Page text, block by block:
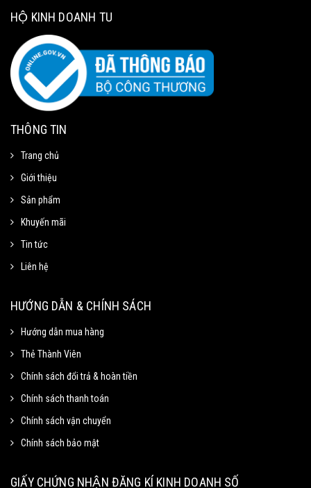
HỘ KINH DOANH TU
THÔNG TIN
Trang chủ
Giới thiệu
Sản phẩm
Khuyến mãi
Tin tức
Liên hệ
HƯỚNG DẪN & CHÍNH SÁCH
Hướng dẫn mua hàng
Thẻ Thành Viên
Chính sách đổi trả & hoàn tiền
Chính sách thanh toán
Chính sách vận chuyển
Chính sách bảo mật
GIẤY CHỨNG NHẬN ĐĂNG KÍ KINH DOANH SỐ
Mã Giảm Giá
trang thanh toán.
250k.
Hạn sử dung: 31/09/2020
500k